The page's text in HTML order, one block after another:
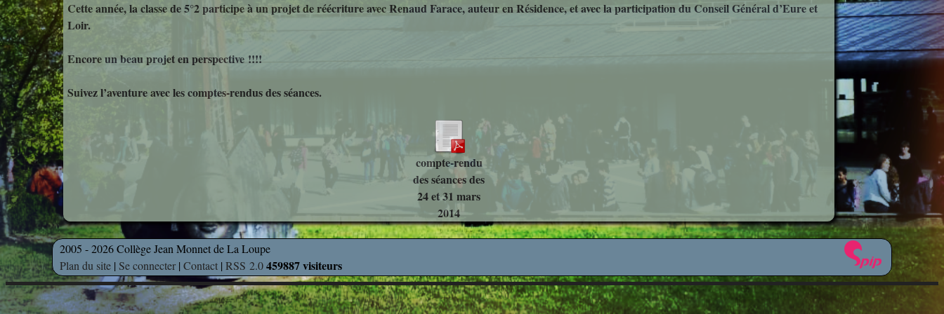
Découverte des Métiers
Projets Interdisciplinaires
SVT
What's up in room 50 ?
Cette année, la classe de 5°2 participe à un projet de réécriture avec Renaud Farace, auteur en Résidence, et avec la participation du Conseil Général d’Eure et
Loir.
Encore un beau projet en perspective !!!!
Suivez l’aventure avec les comptes-rendus des séances.
compte-rendu
des séances des
24 et 31 mars
2014
2005 - 2026 Collège Jean Monnet de La Loupe
Plan du site |Se connecter|Contact |RSS 2.0 459887 visiteurs